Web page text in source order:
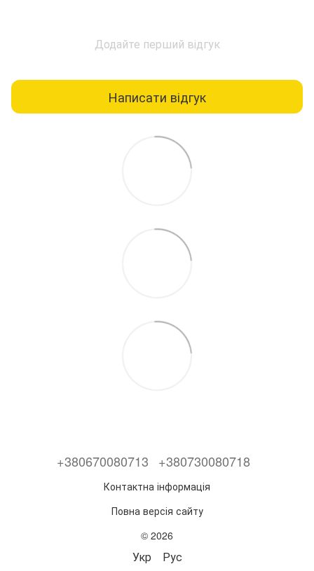
Додайте перший відгук
Написати відгук
+380670080713 +380730080718
Контактна інформація
Повна версія сайту
© 2026
Укр Рус